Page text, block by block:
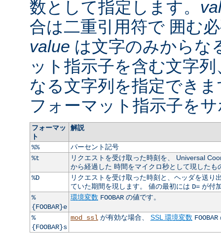
数として指定します。
合は二重引用符で 囲む
value は文字のみからな
ット指示子を含む文字
なる文字列を指定でき
フォーマット指示子を
フォーマッ
ト
解説
%%
パーセント記号
%t
リクエストを受け取った時刻を、 Universal
から経過した 時間をマイクロ秒として現した
%D
リクエストを受け取った時刻と、ヘッダを送
ていた期間を現します。 値の最初には D=が付
%
{FOOBAR}e
環境変数 FOOBARの値です。
%
{FOOBAR}s
mod_ssl が有効な場合、 SSL 環境変数 FOOBAR